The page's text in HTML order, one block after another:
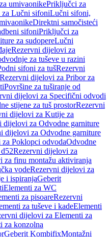
umivaonikePriključci za
Lučni sifoniLučni sifoni,
Direktni samočisteći
sifoniPriključci za
za sudopereLučni
Rezervni dijelovi za
za tuševe u razini
sifoni za tušRezervni
Rezervni dijelovi za Pribor za
Površine za tuširanje od
dijelovi za Specifični odvodi
stijene za tuš prostorRezervni
dijelovi za Kutije za
dijelovi za Odvodne garniture
dijelovi za Odvodne garniture
Poklopci odvodaOdvodne
Rezervni dijelovi za
za finu montažu aktiviranja
vodeRezervni dijelovi za
i ispiranjaGeberit
Elementi za WC
za pisoareRezervni
za tuševe i kadeElementi
dijelovi za Elementi za
za konzolna
Geberit KombifixMontažni